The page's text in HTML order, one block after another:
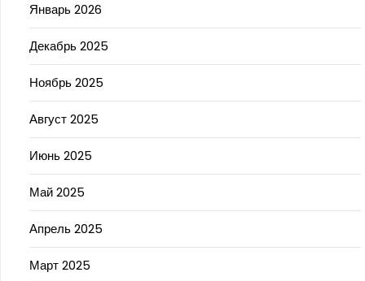
Январь 2026
Декабрь 2025
Ноябрь 2025
Август 2025
Июнь 2025
Май 2025
Апрель 2025
Март 2025